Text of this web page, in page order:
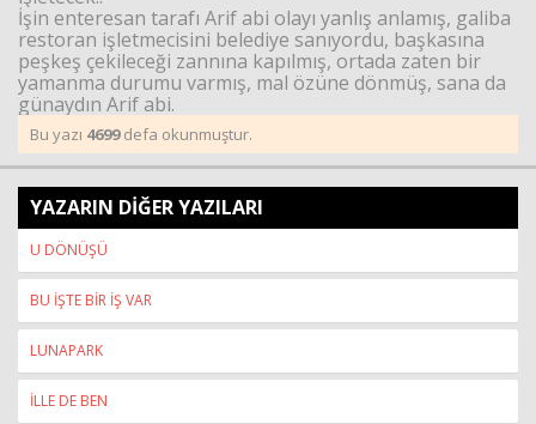
İşin enteresan tarafı Arif abi olayı yanlış anlamış, galiba
restoran işletmecisini belediye sanıyordu, başkasına
peşkeş çekileceği zannına kapılmış, ortada zaten bir
yamanma durumu varmış, mal özüne dönmüş, sana da
günaydın Arif abi.
Bu yazı 4699defa okunmuştur.
YAZARIN DİĞER YAZILARI
U DÖNÜŞÜ
BU İŞTE BİR İŞ VAR
LUNAPARK
İLLE DE BEN